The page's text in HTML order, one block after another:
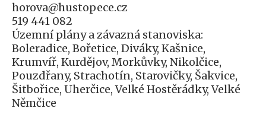
horova@hustopece.cz
519 441 082
Územní plány a závazná stanoviska:
Boleradice, Bořetice, Diváky, Kašnice,
Krumvíř, Kurdějov, Morkůvky, Nikolčice,
Pouzdřany, Strachotín, Starovičky, Šakvice,
Šitbořice, Uherčice, Velké Hostěrádky, Velké
Němčice